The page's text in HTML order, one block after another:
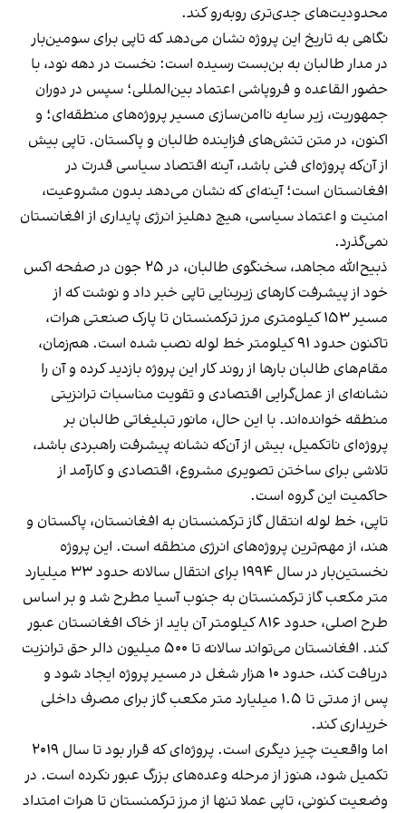
محدودیت‌های جدی‌تری روبه‌رو کند.
نگاهی به تاریخ این پروژه نشان می‌دهد که تاپی برای سومین‌بار
در مدار طالبان به بن‌بست رسیده است: نخست در دهه نود، با
حضور القاعده و فروپاشی اعتماد بین‌المللی؛ سپس در دوران
جمهوریت، زیر سایه ناامن‌سازی مسیر پروژه‌های منطقه‌ای؛ و
اکنون، در متن تنش‌های فزاینده طالبان و پاکستان. تاپی بیش
از آن‌که پروژه‌ای فنی باشد، آینه اقتصاد سیاسی قدرت در
افغانستان است؛ آینه‌ای که نشان می‌دهد بدون مشروعیت،
امنیت و اعتماد سیاسی، هیچ دهلیز انرژی پایداری از افغانستان
نمی‌گذرد.
ذبیح‌الله مجاهد، سخنگوی طالبان، در ۲۵ جون در صفحه اکس
خود از پیشرفت کارهای زیربنایی تاپی خبر داد و نوشت که از
مسیر ۱۵۳ کیلومتری مرز ترکمنستان تا پارک صنعتی هرات،
تاکنون حدود ۹۱ کیلومتر خط لوله نصب شده است. هم‌زمان،
مقام‌های طالبان بارها از روند کار این پروژه بازدید کرده و آن را
نشانه‌ای از عمل‌گرایی اقتصادی و تقویت مناسبات ترانزیتی
منطقه خوانده‌اند. با این حال، مانور تبلیغاتی طالبان بر
پروژه‌ای ناتکمیل، بیش از آن‌که نشانه پیشرفت راهبردی باشد،
تلاشی برای ساختن تصویری مشروع، اقتصادی و کارآمد از
حاکمیت این گروه است.
تاپی، خط لوله انتقال گاز ترکمنستان به افغانستان، پاکستان و
هند، از مهم‌ترین پروژه‌های انرژی منطقه است. این پروژه
نخستین‌بار در سال ۱۹۹۴ برای انتقال سالانه حدود ۳۳ میلیارد
متر مکعب گاز ترکمنستان به جنوب آسیا مطرح شد و بر اساس
طرح اصلی، حدود ۸۱۶ کیلومتر آن باید از خاک افغانستان عبور
کند. افغانستان می‌تواند سالانه تا ۵۰۰ میلیون دالر حق ترانزیت
دریافت کند، حدود ۱۰ هزار شغل در مسیر پروژه ایجاد شود و
پس از مدتی تا ۱.۵ میلیارد متر مکعب گاز برای مصرف داخلی
خریداری کند.
اما واقعیت چیز دیگری است. پروژه‌ای که قرار بود تا سال ۲۰۱۹
تکمیل شود، هنوز از مرحله وعده‌های بزرگ عبور نکرده است. در
وضعیت کنونی، تاپی عملا تنها از مرز ترکمنستان تا هرات امتداد